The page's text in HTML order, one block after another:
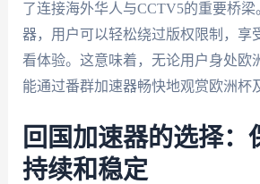
了连接海外华人与CCTV5的重要桥梁
器，用户可以轻松绕过版权限制，享
看体验。这意味着，无论用户身处欧
能通过番群加速器畅快地观赏欧洲杯
回国加速器的选择：
持续和稳定